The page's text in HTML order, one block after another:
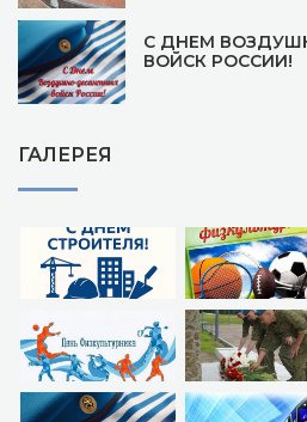
С ДНЕМ
ВОЙСК РОССИИ!
ГАЛЕРЕЯ